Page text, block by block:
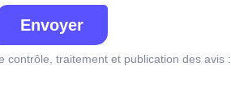
Envoyer
contrôle, traitement et publication des avis :